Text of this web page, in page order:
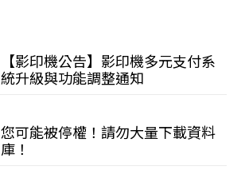
【影印機公告】影印機多元支付系
統升級與功能調整通知
您可能被停權！請勿大量下載資料
庫！